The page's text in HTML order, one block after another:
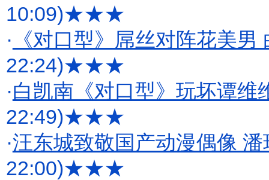
10:09)★★★
· 《对口型》屌丝对阵花美
22:24)★★★
·白凯南《对口型》玩坏谭维
22:49)★★★
·汪东城致敬国产动漫偶像
22:00)★★★